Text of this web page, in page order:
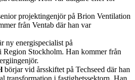
projektingenjör på Brion Ventilation
från Ventab där han var
ny energispecialist på
Stockholm. Han kommer från
börjar vid årsskiftet på Techseed där han
transformation i fastighetssektorn. Han